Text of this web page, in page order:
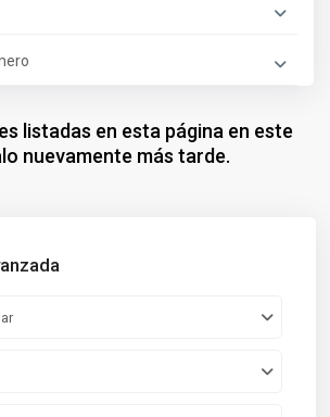
listadas en esta página en este
nuevamente más tarde.